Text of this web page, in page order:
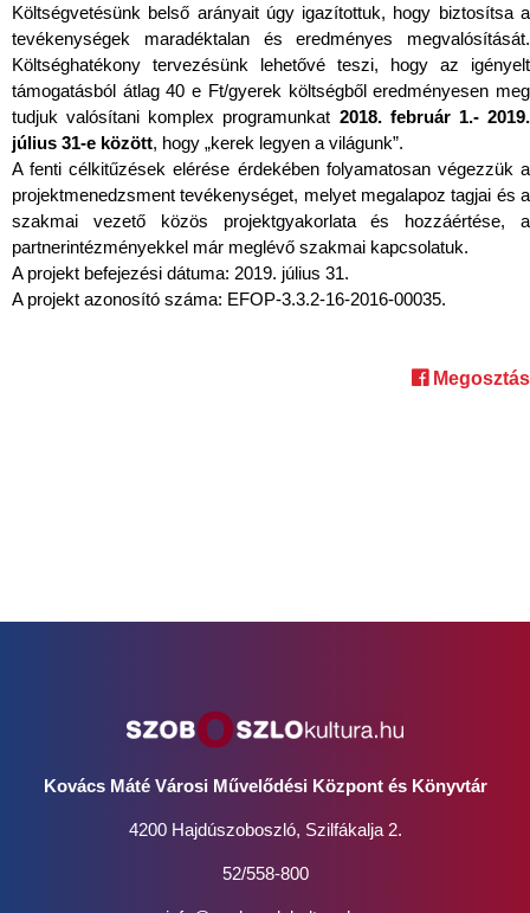
Költségvetésünk belső arányait úgy igazítottuk, hogy biztosítsa a
tevékenységek maradéktalan és eredményes megvalósítását.
Költséghatékony tervezésünk lehetővé teszi, hogy az igényelt
támogatásból átlag 40 e Ft/gyerek költségből eredményesen meg
tudjuk valósítani komplex programunkat 2018. február 1.- 2019.
július 31-e között, hogy „kerek legyen a világunk”.
A fenti célkitűzések elérése érdekében folyamatosan végezzük a
projektmenedzsment tevékenységet, melyet megalapoz tagjai és a
szakmai vezető közös projektgyakorlata és hozzáértése, a
partnerintézményekkel már meglévő szakmai kapcsolatuk.
A projekt befejezési dátuma: 2019. július 31.
A projekt azonosító száma: EFOP-3.3.2-16-2016-00035.
Megosztás
Kovács Máté Városi Művelődési Központ és Könyvtár
4200 Hajdúszoboszló, Szilfákalja 2.
52/558-800